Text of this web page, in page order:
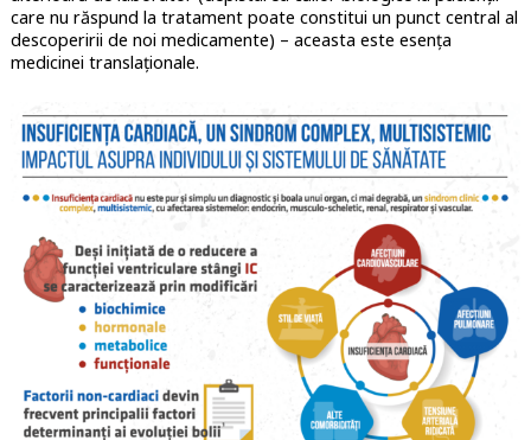
care nu răspund la tratament poate constitui un punct central al
descoperirii de noi medicamente) – aceasta este esența
medicinei translaționale.